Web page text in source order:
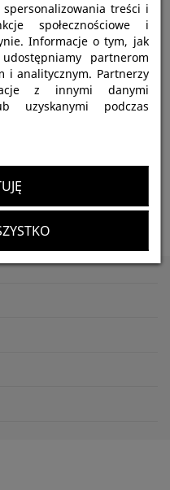
treści i
społecznościowe i
Informacje o tym, jak
partnerom
i analitycznym. Partnerzy
z innymi danymi
uzyskanymi podczas